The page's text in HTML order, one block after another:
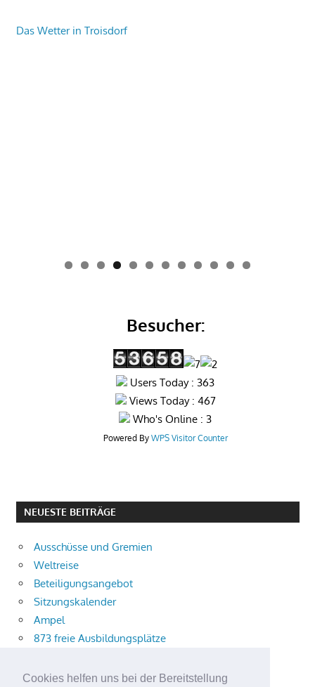
Cookies helfen uns bei der Bereitstellung
Das Wetter in Troisdorf
0 1 2
Besucher:
Users Today : 363
Views Today : 467
Who's Online : 3
Powered By WPS Visitor Counter
NEUESTE BEITRÄGE
Ausschüsse und Gremien
Weltreise
Beteiligungsangebot
Sitzungskalender
Ampel
873 freie Ausbildungsplätze
Aktuelle Verkehrsmeldungen